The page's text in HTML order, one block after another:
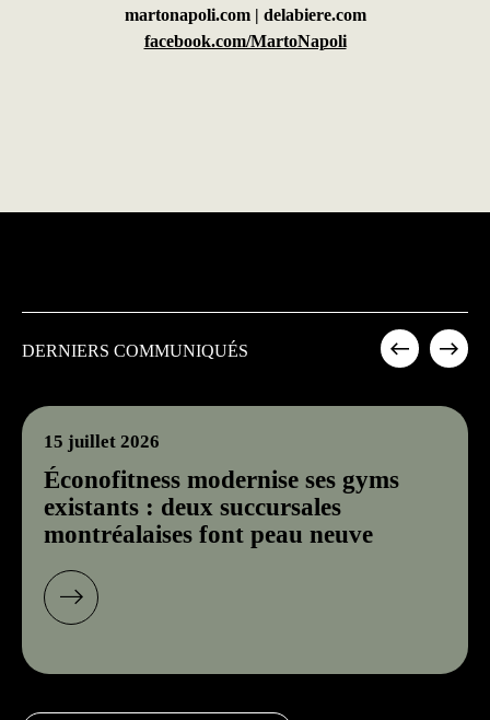
martonapoli.com| delabiere.com
facebook.com/MartoNapoli
DERNIERS COMMUNIQUÉS
Éconofitness modernise ses gyms
existants : deux succursales
montréalaises font peau neuve
15 juillet 2026